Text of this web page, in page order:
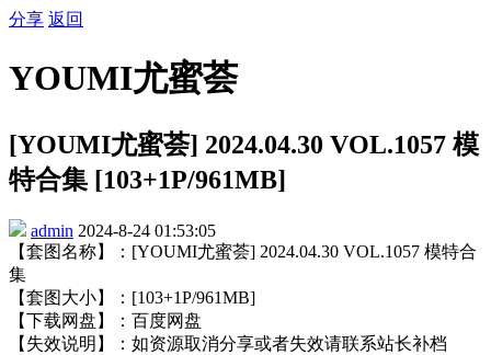
分享 返回
YOUMI尤蜜荟
[YOUMI尤蜜荟] 2024.04.30 VOL.1057 模
特合集 [103+1P/961MB]
admin 2024-8-24 01:53:05
【套图名称】：[YOUMI尤蜜荟] 2024.04.30 VOL.1057 模特合
集
【套图大小】：[103+1P/961MB]
【下载网盘】：百度网盘
【失效说明】：如资源取消分享或者失效请联系站长补档